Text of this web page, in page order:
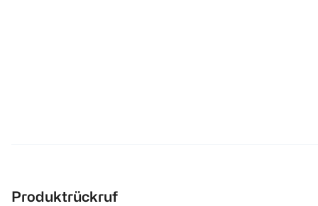
Produktrückruf